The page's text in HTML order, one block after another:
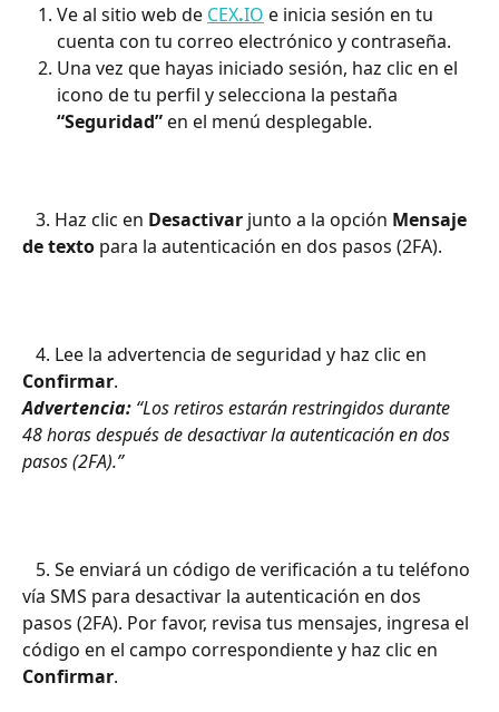
Ve al sitio web de CEX.IO e inicia sesión en tu
cuenta con tu correo electrónico y contraseña.
Una vez que hayas iniciado sesión, haz clic en el
icono de tu perfil y selecciona la pestaña
“Seguridad” en el menú desplegable.
   3. Haz clic en
Desactivar junto a la opción Mensaje
de texto para la autenticación en dos pasos (2FA).
   4. Lee la advertencia de seguridad y haz clic en
Confirmar.
Advertencia: “Los retiros estarán restringidos durante
48 horas después de desactivar la autenticación en dos
pasos (2FA).”
vía SMS para desactivar la autenticación en dos
pasos (2FA). Por favor, revisa tus mensajes, ingresa el
código en el campo correspondiente y haz clic en
Confirmar.